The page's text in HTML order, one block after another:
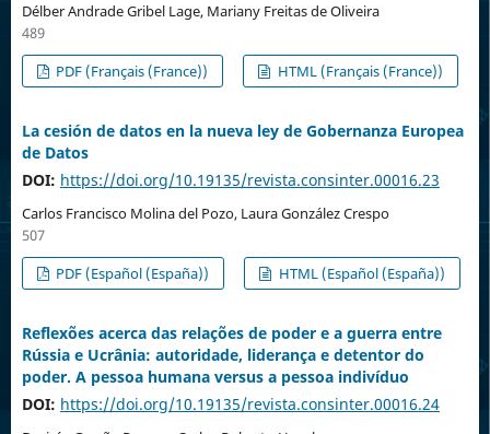
Délber Andrade Gribel Lage, Mariany Freitas de Oliveira
489
PDF (Français (France))
HTML (Français (France))
La cesión de datos en la nueva ley de Gobernanza Europea
de Datos
DOI: https://doi.org/10.19135/revista.consinter.00016.23
Carlos Francisco Molina del Pozo, Laura González Crespo
507
PDF (Español (España))
HTML (Español (España))
Reflexões acerca das relações de poder e a guerra entre
Rússia e Ucrânia: autoridade, liderança e detentor do
poder. A pessoa humana versus a pessoa indivíduo
DOI: https://doi.org/10.19135/revista.consinter.00016.24